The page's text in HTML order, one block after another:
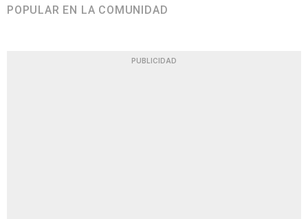
POPULAR EN LA COMUNIDAD
PUBLICIDAD